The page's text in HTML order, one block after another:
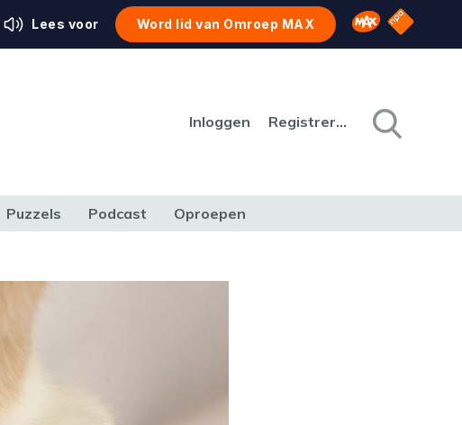
Lees voor Word lid van Omroep MAX Omroep MAX
NPO
Inloggen Registreren
Puzzels Podcast Oproepen